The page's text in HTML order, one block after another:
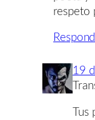
respeto
19